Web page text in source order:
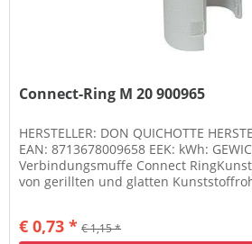
Connect-Ring M 20 900965
HERSTELLER: DON QUICHOTTE
EAN: 8713678009658 EEK: kWh:
Verbindungsmuffe Connect
von gerillten und glatten
€ 0,73 * € 1,15 *